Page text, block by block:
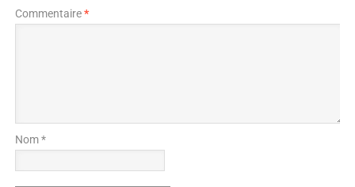
Commentaire*
Nom *